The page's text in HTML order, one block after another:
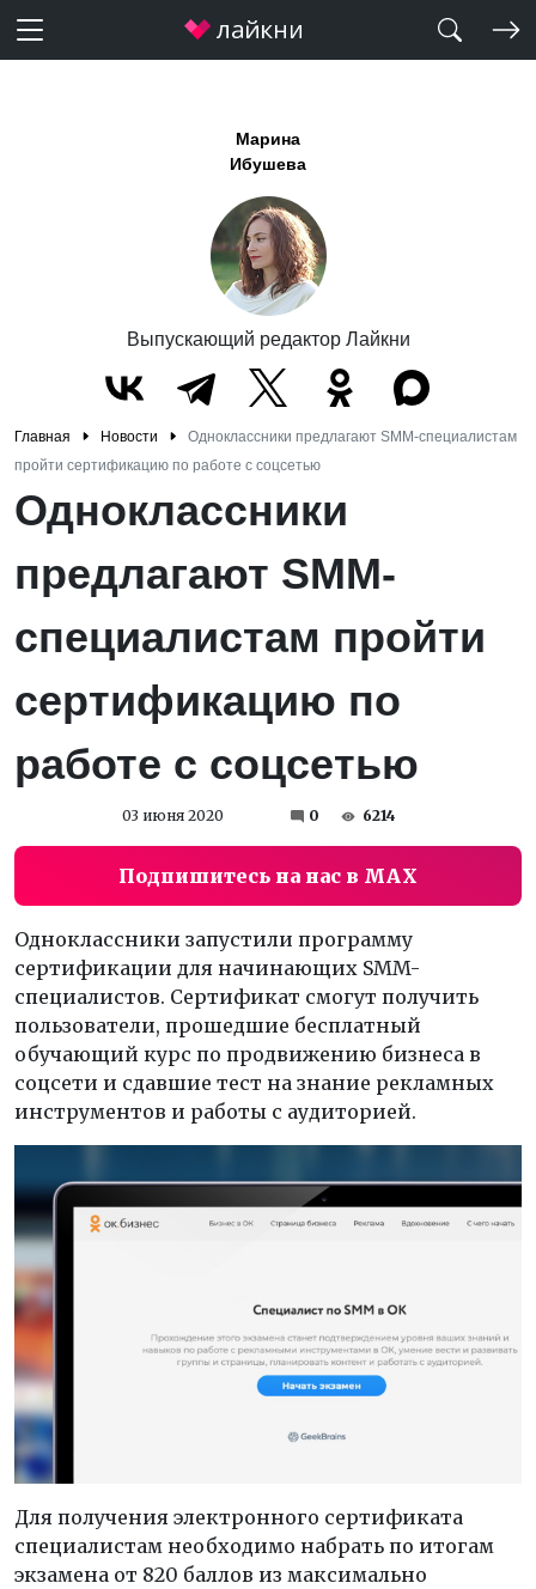
Марина
Ибушева
Выпускающий редактор Лайкни
Главная Новости
Одноклассники предлагают SMM-специалистам
пройти сертификацию по работе с соцсетью
Одноклассники
предлагают SMM-
специалистам пройти
сертификацию по
работе с соцсетью
03 июня 2020 0 6214
Подпишитесь на нас в MAX
Одноклассники запустили программу
сертификации для начинающих SMM-
специалистов. Сертификат смогут получить
пользователи, прошедшие бесплатный
обучающий курс по продвижению бизнеса в
соцсети и сдавшие тест на знание рекламных
инструментов и работы с аудиторией.
Для получения электронного сертификата
специалистам необходимо набрать по итогам
экзамена от 820 баллов из максимально